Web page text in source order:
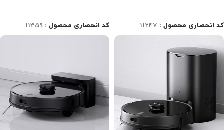
کد انحصاری محصول : 11247 کد انحصاری محصول : 11359